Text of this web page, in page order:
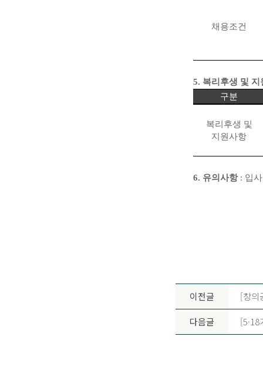
채용조건
5. 복리후생 및 지
구분
복리후생 및
지원사항
6. 유의사항: 입
이전글 [창의
다음글